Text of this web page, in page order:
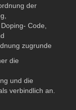
der
Code,
zugrunde
die
und die
verbindlich an.